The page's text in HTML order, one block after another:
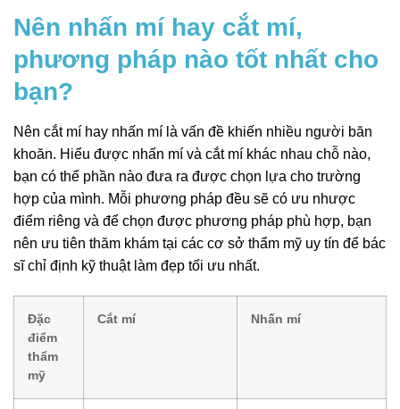
Nên nhấn mí hay cắt mí,
phương pháp nào tốt nhất cho
bạn?
Nên cắt mí hay nhấn mí là vấn đề khiến nhiều người băn
khoăn. Hiểu được nhấn mí và cắt mí khác nhau chỗ nào,
bạn có thể phần nào đưa ra được chọn lựa cho trường
hợp của mình. Mỗi phương pháp đều sẽ có ưu nhược
điểm riêng và để chọn được phương pháp phù hợp, bạn
nên ưu tiên thăm khám tại các cơ sở thẩm mỹ uy tín để bác
sĩ chỉ định kỹ thuật làm đẹp tối ưu nhất.
Đặc
điểm
thẩm
mỹ
Cắt mí Nhấn mí